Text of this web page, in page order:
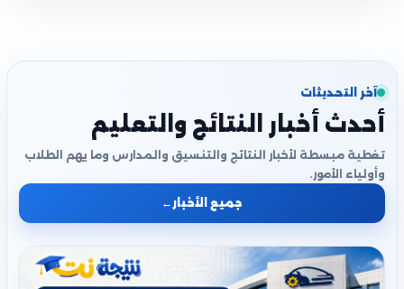
آخر التحديثات
أحدث أخبار النتائج والتعليم
تغطية مبسطة لأخبار النتائج والتنسيق والمدارس وما يهم الطلاب
وأولياء الأمور.
جميع الأخبار ←